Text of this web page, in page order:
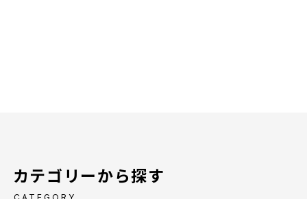
カテゴリーから探す